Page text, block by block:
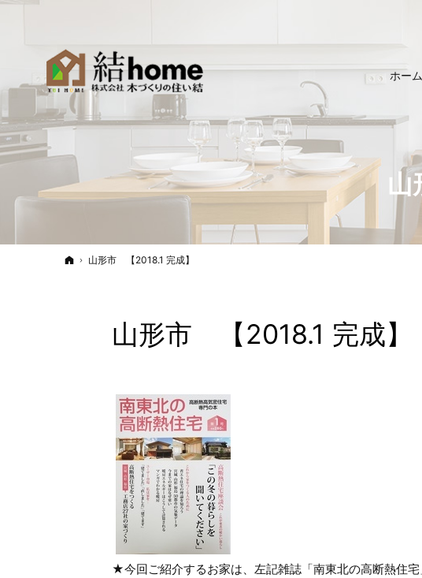
ホーム
山形市 【2018.1 完成】
山形市 【2018.1 完成】
★今回ご紹介するお家は、左記雑誌「南東北の高断熱住宅
ホーム